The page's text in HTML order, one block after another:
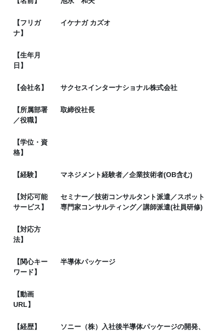
【フリガ
ナ】
イケナガ カズオ
【生年月
日】
【会社名】 サクセスインターナショナル株式会社
【所属部署
／役職】
取締役社長
【学位・資
格】
【経験】 マネジメント経験者／企業技術者(OB含む)
【対応可能
サービス】
セミナー／技術コンサルタント派遣／スポット
専門家コンサルティング／講師派遣(社員研修)
【対応方
法】
【関心キー
ワード】
半導体パッケージ
【動画
URL】
【経歴】
ソニー（株）入社後半導体パッケージの開発、